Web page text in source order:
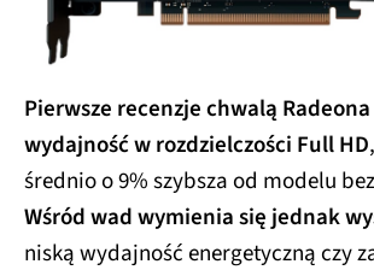
Pierwsze recenzje chwalą Radeona
wydajność w rozdzielczości Full HD
średnio o 9% szybsza od modelu
Wśród wad wymienia się jednak
niską wydajność energetyczną czy